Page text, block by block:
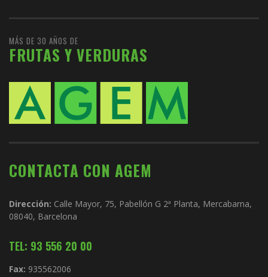
MÁS DE 30 AÑOS DE
FRUTAS Y VERDURAS
CONTACTA CON AGEM
Dirección: Calle Mayor, 75, Pabellón G 2ª Planta, Mercabarna,
08040, Barcelona
TEL: 93 556 20 00
Fax: 935562006